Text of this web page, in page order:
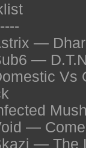
—
—
Vs
—
— The